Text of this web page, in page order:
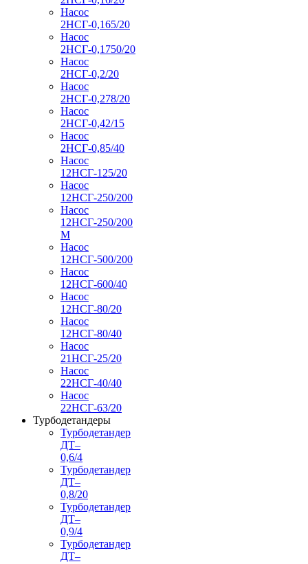
Насос
2НСГ-0,165/20
Насос
2НСГ-0,1750/20
Насос
2НСГ-0,2/20
Насос
2НСГ-0,278/20
Насос
2НСГ-0,42/15
Насос
2НСГ-0,85/40
Насос
12НСГ-125/20
Насос
12НСГ-250/200
Насос
12НСГ-250/200
М
Насос
12НСГ-500/200
Насос
12НСГ-600/40
Насос
12НСГ-80/20
Насос
12НСГ-80/40
Насос
21НСГ-25/20
Насос
22НСГ-40/40
Насос
22НСГ-63/20
Турбодетандеры
Турбодетандер
ДТ–
0,6/4
Турбодетандер
ДТ–
0,8/20
Турбодетандер
ДТ–
0,9/4
Турбодетандер
ДТ–